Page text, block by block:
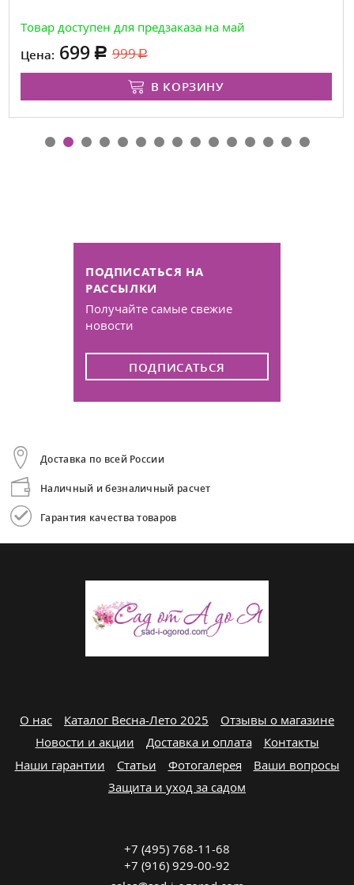
Товар доступен для предзаказа на май
Цена: 699 999
В КОРЗИНУ
ПОДПИСАТЬСЯ НА
РАССЫЛКИ
Получайте самые свежие
новости
ПОДПИСАТЬСЯ
Доставка по всей России
Наличный и безналичный расчет
Гарантия качества товаров
О нас Каталог Весна-Лето 2025
Отзывы о магазине
Новости и акции
Доставка и оплата
Контакты
Наши гарантии
Статьи Фотогалерея
Ваши вопросы
Защита и уход за садом
+7 (495) 768-11-68
+7 (916) 929-00-92